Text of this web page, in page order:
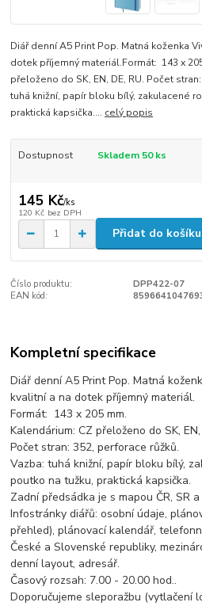
Diář denní A5 Print Pop. Matná koženka
dotek příjemný materiál.Formát: 143 x
přeloženo do SK, EN, DE, RU. Počet
tuhá knižní, papír bloku bílý, zakulacené
praktická kapsička.... celý popis
Dostupnost Skladem 50 ks
145 Kč/ks
120 Kč bez DPH
Přidat do košíku
Číslo produktu:
DPP422-07
EAN kód:
Kompletní specifikace
Diář denní A5 Print Pop. Matná
kvalitní a na dotek příjemný materiál.
Formát: 143 x 205 mm.
Kalendárium: CZ přeloženo do SK, EN,
Počet stran: 352, perforace růžků.
Vazba: tuhá knižní, papír bloku bílý,
poutko na tužku, praktická kapsička.
Zadní předsádka je s mapou ČR, SR a
Infostránky diářů: osobní údaje,
přehled), plánovací kalendář,
České a Slovenské republiky,
denní layout, adresář.
Časový rozsah: 7.00 - 20.00 hod..
Doporučujeme sleporažbu (vytlačení